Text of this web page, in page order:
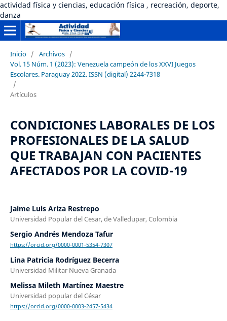
actividad física y ciencias, educación física , recreación, deporte,
danza
Inicio / Archivos /
Vol. 15 Núm. 1 (2023): Venezuela campeón de los XXVI Juegos
Escolares. Paraguay 2022. ISSN (digital) 2244-7318
/
Artículos
CONDICIONES LABORALES DE LOS
PROFESIONALES DE LA SALUD
QUE TRABAJAN CON PACIENTES
AFECTADOS POR LA COVID-19
Jaime Luis Ariza Restrepo
Universidad Popular del Cesar, de Valledupar, Colombia
Sergio Andrés Mendoza Tafur
https://orcid.org/0000-0001-5354-7307
Lina Patricia Rodríguez Becerra
Universidad Militar Nueva Granada
Melissa Mileth Martínez Maestre
Universidad popular del César
https://orcid.org/0000-0003-2457-5434